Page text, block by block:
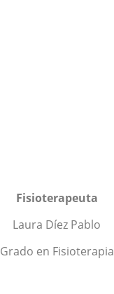
Fisioterapeuta
Laura Díez Pablo
Grado en Fisioterapia